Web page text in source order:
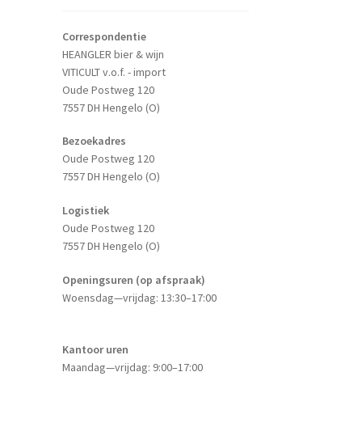
Correspondentie
HEANGLER bier & wijn
VITICULT v.o.f. - import
Oude Postweg 120
7557 DH Hengelo (O)
Bezoekadres
Oude Postweg 120
7557 DH Hengelo (O)
Logistiek
Oude Postweg 120
7557 DH Hengelo (O)
Openingsuren (op afspraak)
Woensdag—vrijdag: 13:30–17:00
Kantoor uren
Maandag—vrijdag: 9:00–17:00